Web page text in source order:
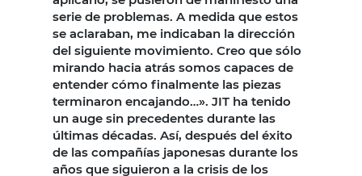
serie de problemas. A medida que estos
se aclaraban, me indicaban la dirección
del siguiente movimiento. Creo que sólo
mirando hacia atrás somos capaces de
entender cómo finalmente las piezas
terminaron encajando…». JIT ha tenido
un auge sin precedentes durante las
últimas décadas. Así, después del éxito
de las compañías japonesas durante los
años que siguieron a la crisis de los